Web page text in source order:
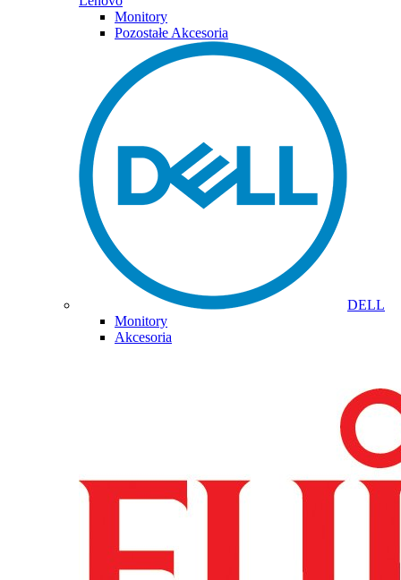
Monitory
Pozostałe Akcesoria
DELL
Monitory
Akcesoria